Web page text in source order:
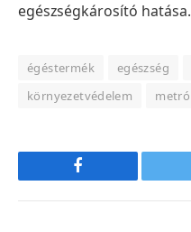
egészségkárosító hatása.
égéstermék egészség
környezetvédelem
metró
Facebook